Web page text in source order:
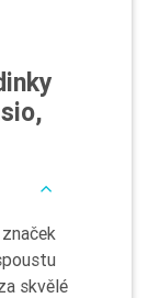
skvělé